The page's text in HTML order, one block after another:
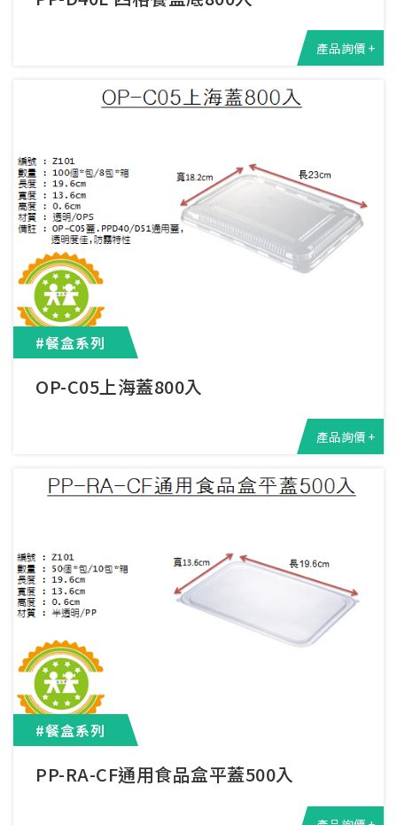
產品詢價 +
#餐盒系列
OP-C05上海蓋800入
產品詢價 +
#餐盒系列
PP-RA-CF通用食品盒平蓋500入